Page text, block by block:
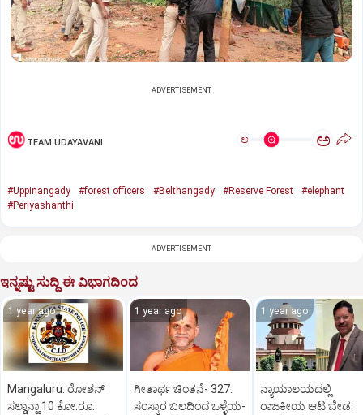
ADVERTISEMENT
TEAM UDAYAVANI ಅ ಅ
#Uppinangady #forest officers #Belthangady #Reserve Forest
#elephant
#Periyashanthi
ADVERTISEMENT
ಇನ್ನಷ್ಟು ಸುದ್ದಿ ಈ ವಿಭಾಗದಿಂದ
1 year ago
Mangaluru: ರೋಶನ್‌
ಸಲ್ಡಾನ್ಹಾ 10 ಕೋ.ರೂ.
1 year ago
ಗೀತಾರ್ಥ ಚಿಂತನೆ- 327:
ಸಂಸ್ಕಾರ ಬಲದಿಂದ ಒಳ್ಳೆಯ-
1 year ago
ನ್ಯಾಯಾಲಯದಲ್ಲಿ
ರಾಜಕೀಯ ಆಟ ಬೇಡ: